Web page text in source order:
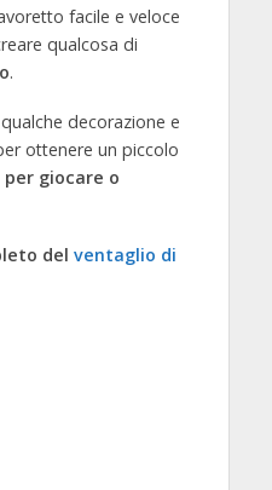
facile e veloce
qualcosa di
.
decorazione e
ottenere un piccolo
per giocare o
del ventaglio di